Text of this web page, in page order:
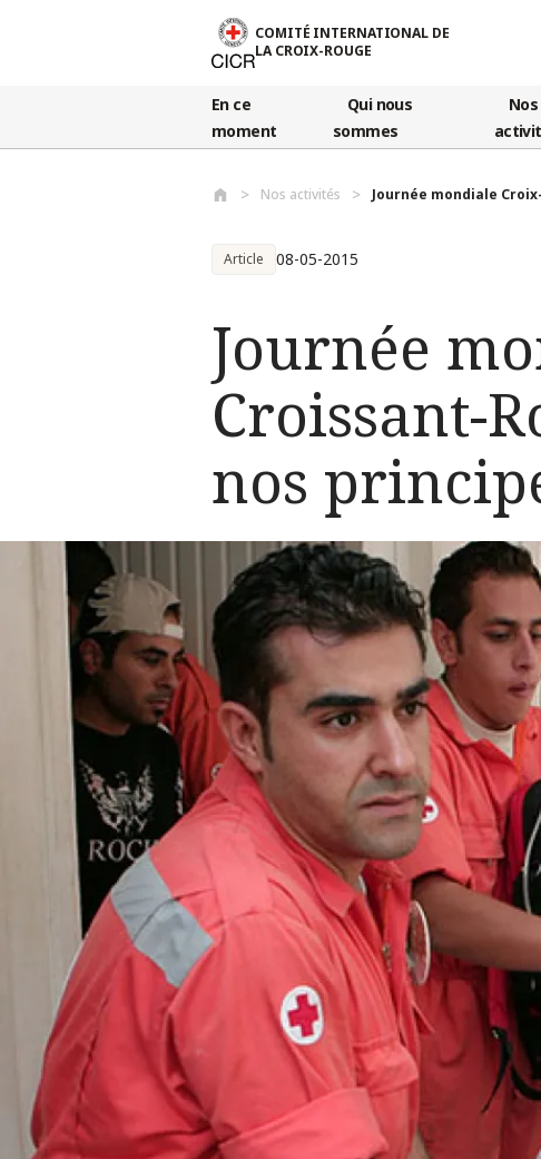
COMITÉ INTERNATIONAL DE
LA CROIX-ROUGE
En ce
moment
Qui nous
sommes
Nos
Nos activités Journée mondiale
Article 08-05-2015
Journée
Croissant-
nos